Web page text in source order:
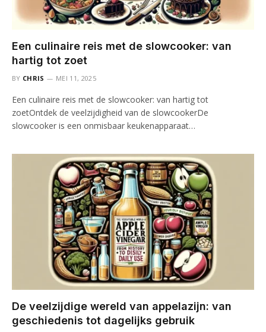
Een culinaire reis met de slowcooker: van
hartig tot zoet
BY CHRIS MEI 11, 2025
Een culinaire reis met de slowcooker: van hartig tot
zoetOntdek de veelzijdigheid van de slowcookerDe
slowcooker is een onmisbaar keukenapparaat…
De veelzijdige wereld van appelazijn: van
geschiedenis tot dagelijks gebruik